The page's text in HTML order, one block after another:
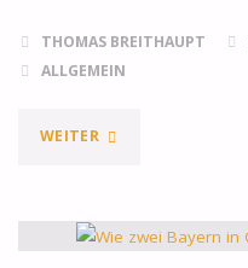
THOMAS BREITHAUPT
ALLGEMEIN
WEITER"WIE
WAHLSIEG